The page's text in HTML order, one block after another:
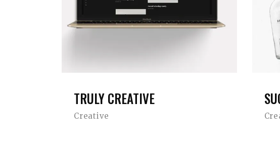
TRULY CREATIVE
Creative